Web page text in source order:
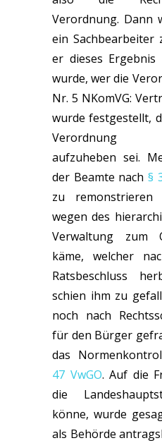
Verordnung. Dann
ein
er dieses
wurde, wer die
Nr. 5 NKomVG:
wurde festgestellt,
Verordnung
aufzuheben sei.
der Beamte nach§
zu
wegen des
Verwaltung zum
käme, welcher
Ratsbeschluss
schien ihm zu
noch nach
für den Bürger
das
47 VwGO. Auf die
die
könne, wurde
als Behörde